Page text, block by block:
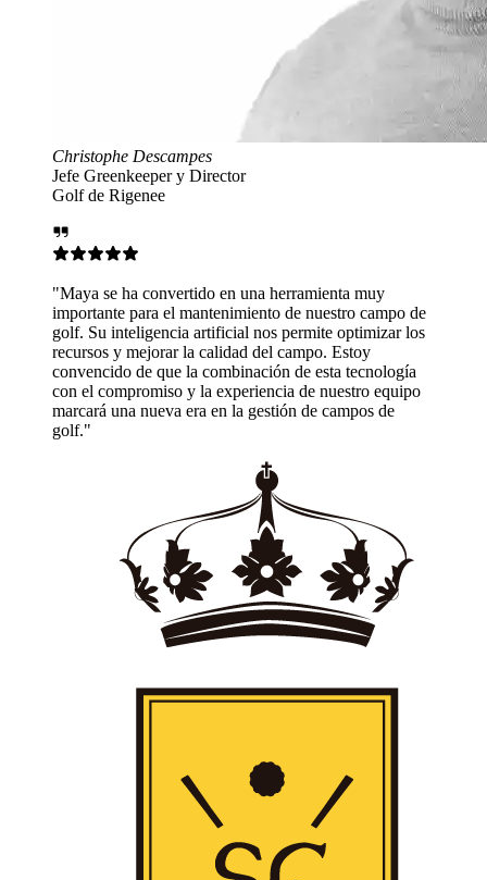
herramienta muy
de nuestro campo de
nos permite optimizar los
del campo. Estoy
de esta tecnología
de nuestro equipo
gestión de campos de